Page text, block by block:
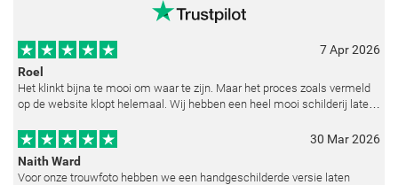
7 Apr 2026
Roel
Het klinkt bijna te mooi om waar te zijn. Maar het proces zoals vermeld
op de website klopt helemaal. Wij hebben een heel mooi schilderij laten
30 Mar 2026
Naith Ward
Voor onze trouwfoto hebben we een handgeschilderde versie laten